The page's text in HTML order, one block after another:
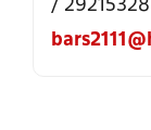
/ 29215328